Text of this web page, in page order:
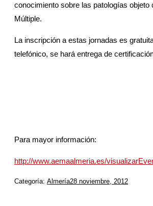
conocimiento sobre las patologías
Múltiple.
La inscripción a estas jornadas es
telefónico, se hará entrega de
Para mayor información:
http://www.aemaalmeria.es/
Categoría: Almería28 noviembre, 2012